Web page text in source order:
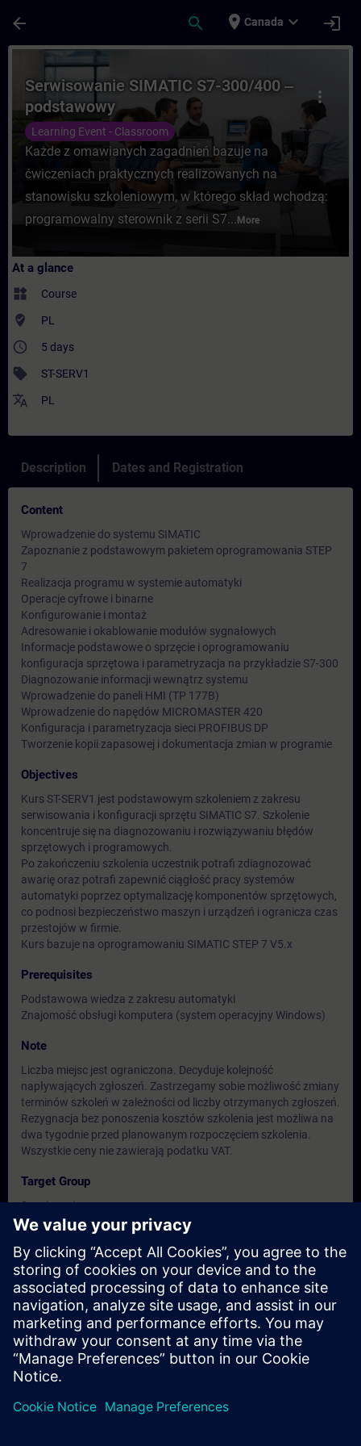
arrow_back search place Canada expand_more login
Course - Serwisowanie SIMATIC S7-
more_vert
Serwisowanie SIMATIC S7-300/400 ‒
podstawowy
Learning Event - Classroom
Każde z omawianych zagadnień bazuje na
ćwiczeniach praktycznych realizowanych na
stanowisku szkoleniowym, w którego skład wchodzą:
programowalny sterownik z serii S7... More
At a glance
widgets Course
where_to_vote PL
access_time 5 days
sell ST-SERV1
translate PL
Description Dates and Registration
Content
Wprowadzenie do systemu SIMATIC
Zapoznanie z podstawowym pakietem oprogramowania STEP
7
Realizacja programu w systemie automatyki
Operacje cyfrowe i binarne
Konfigurowanie i montaż
Adresowanie i okablowanie modułów sygnałowych
Informacje podstawowe o sprzęcie i oprogramowaniu
konfiguracja sprzętowa i parametryzacja na przykładzie S7-300
Diagnozowanie informacji wewnątrz systemu
Wprowadzenie do paneli HMI (TP 177B)
Wprowadzenie do napędów MICROMASTER 420
Konfiguracja i parametryzacja sieci PROFIBUS DP
Tworzenie kopii zapasowej i dokumentacja zmian w programie
Objectives
Kurs ST-SERV1 jest podstawowym szkoleniem z zakresu
serwisowania i konfiguracji sprzętu SIMATIC S7. Szkolenie
koncentruje się na diagnozowaniu i rozwiązywaniu błędów
sprzętowych i programowych.
Po zakończeniu szkolenia uczestnik potrafi zdiagnozować
awarię oraz potrafi zapewnić ciągłość pracy systemów
automatyki poprzez optymalizację komponentów sprzętowych,
co podnosi bezpieczeństwo maszyn i urządzeń i ogranicza czas
przestojów w firmie.
Kurs bazuje na oprogramowaniu SIMATIC STEP 7 V5.x
Prerequisites
Podstawowa wiedza z zakresu automatyki
Znajomość obsługi komputera (system operacyjny Windows)
Note
Liczba miejsc jest ograniczona. Decyduje kolejność
napływających zgłoszeń. Zastrzegamy sobie możliwość zmiany
terminów szkoleń w zależności od liczby otrzymanych zgłoszeń.
Rezygnacja bez ponoszenia kosztów szkolenia jest możliwa na
dwa tygodnie przed planowanym rozpoczęciem szkolenia.
Wszystkie ceny nie zawierają podatku VAT.
Target Group
Serwisanci
Operatorzy
Personel utrzymania ruchu
Dates And Registration
Currently, no events available
Add yourself to the course request list and you will be notified
when new dates become available.